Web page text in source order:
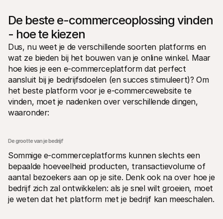
De beste e-commerceoplossing vinden
- hoe te kiezen
Dus, nu weet je de verschillende soorten platforms en
wat ze bieden bij het bouwen van je online winkel. Maar
hoe kies je een e-commerceplatform dat perfect
aansluit bij je bedrijfsdoelen (en succes stimuleert)? Om
het beste platform voor je e-commercewebsite te
vinden, moet je nadenken over verschillende dingen,
waaronder:
De grootte van je bedrijf
Sommige e-commerceplatforms kunnen slechts een
bepaalde hoeveelheid producten, transactievolume of
aantal bezoekers aan op je site. Denk ook na over hoe je
bedrijf zich zal ontwikkelen: als je snel wilt groeien, moet
je weten dat het platform met je bedrijf kan meeschalen.